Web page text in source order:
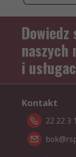
naszych
i
Kontakt
22 22 3